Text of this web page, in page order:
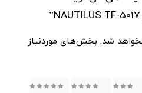
شد. بخش‌های موردنیاز
5